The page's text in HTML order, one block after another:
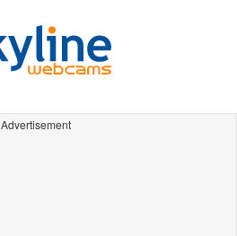
Advertisement